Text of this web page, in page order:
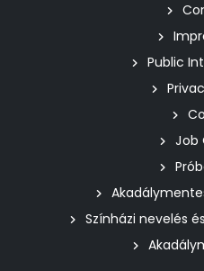
Public
Job
Színházi nevelés